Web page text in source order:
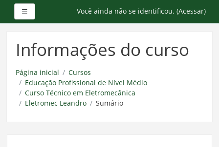
principal
☰ Você ainda não se identificou. (Acessar)
Informações do curso
Página inicial
Cursos
Educação Profissional de Nível Médio
Curso Técnico em Eletromecânica
Eletromec Leandro
Sumário